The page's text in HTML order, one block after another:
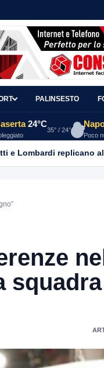
PALINSESTO
24°C
35° / 24°
Poco
e Lombardi replicano